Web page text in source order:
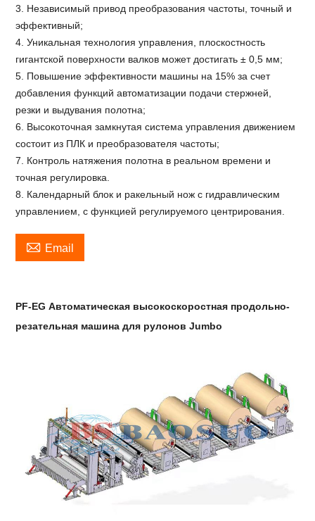
3. Независимый привод преобразования частоты, точный и
эффективный;
4. Уникальная технология управления, плоскостность
гигантской поверхности валков может достигать ± 0,5 мм;
5. Повышение эффективности машины на 15% за счет
добавления функций автоматизации подачи стержней,
резки и выдувания полотна;
6. Высокоточная замкнутая система управления движением
состоит из ПЛК и преобразователя частоты;
7. Контроль натяжения полотна в реальном времени и
точная регулировка.
8. Календарный блок и ракельный нож с гидравлическим
управлением, с функцией регулируемого центрирования.
 Email
PF-EG Автоматическая высокоскоростная продольно-
резательная машина для рулонов Jumbo